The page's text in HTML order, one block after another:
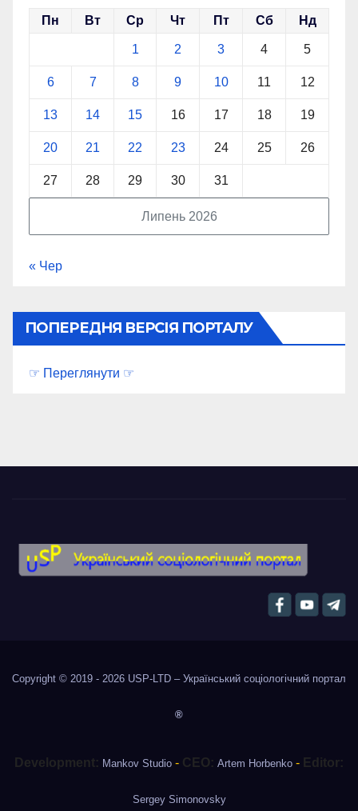
Липень 2026
Пн Вт Ср Чт Пт Сб Нд
1 2 3 4 5
6 7 8 9 10 11 12
13 14 15 16 17 18 19
20 21 22 23 24 25 26
27 28 29 30 31
« Чер
ПОПЕРЕДНЯ ВЕРСІЯ ПОРТАЛУ
☞ Переглянути ☞
Copyright © 2019 - 2026 USP-LTD – Український соціологічний портал
®
Development: Mankov Studio - CEO: Artem Horbenko - Editor:
Sergey Simonovsky